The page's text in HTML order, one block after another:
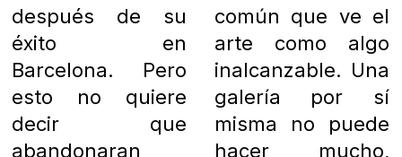
después de su
éxito en
Barcelona. Pero
esto no quiere
decir que
abandonaran
común que ve el
arte como algo
inalcanzable. Una
galería por sí
misma no puede
hacer mucho,